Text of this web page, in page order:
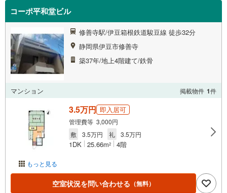
コーポ平和堂ビル
修善寺駅/伊豆箱根鉄道駿豆線 徒歩32分
静岡県伊豆市修善寺
築37年/地上4階建て/鉄骨
マンション 掲載物件 1件
もっと見る
3.5万円 即入居可
管理費等 3,000円
敷
3.5万円 礼 3.5万円
1DK 25.66m2 4階
空室状況を問い合わせる （無料）